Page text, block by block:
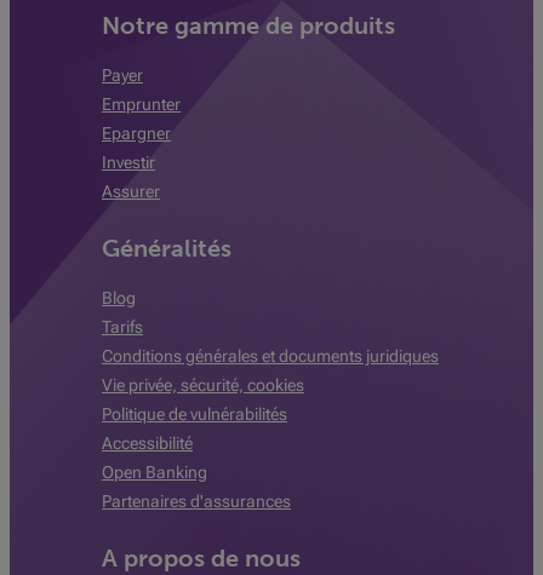
Notre gamme de produits
Payer
Emprunter
Epargner
Investir
Assurer
Généralités
Blog
Tarifs
Conditions générales et documents juridiques
Vie privée, sécurité, cookies
Politique de vulnérabilités
Accessibilité
Open Banking
Partenaires d'assurances
A propos de nous